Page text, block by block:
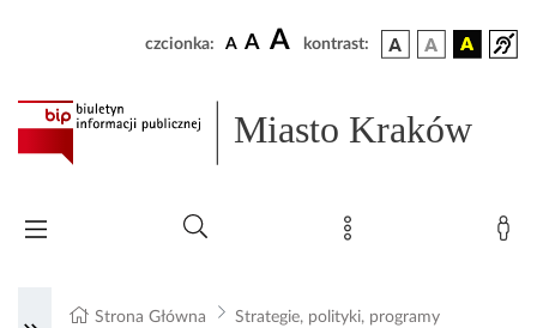
czcionka: A A A kontrast:
Miasto Kraków
Strona Główna
Strategie, polityki, programy